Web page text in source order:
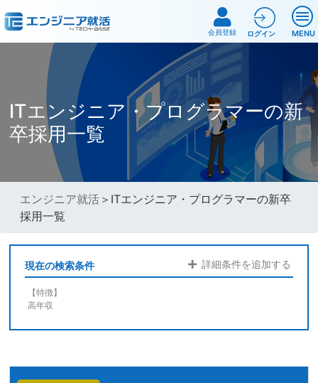
MENU
会員登録 ログイン
ITエンジニア・プログラマーの新
卒採用一覧
エンジニア就活 ＞ITエンジニア・プログラマーの新卒
採用一覧
詳細条件を追加する
現在の検索条件
【特徴】
高年収